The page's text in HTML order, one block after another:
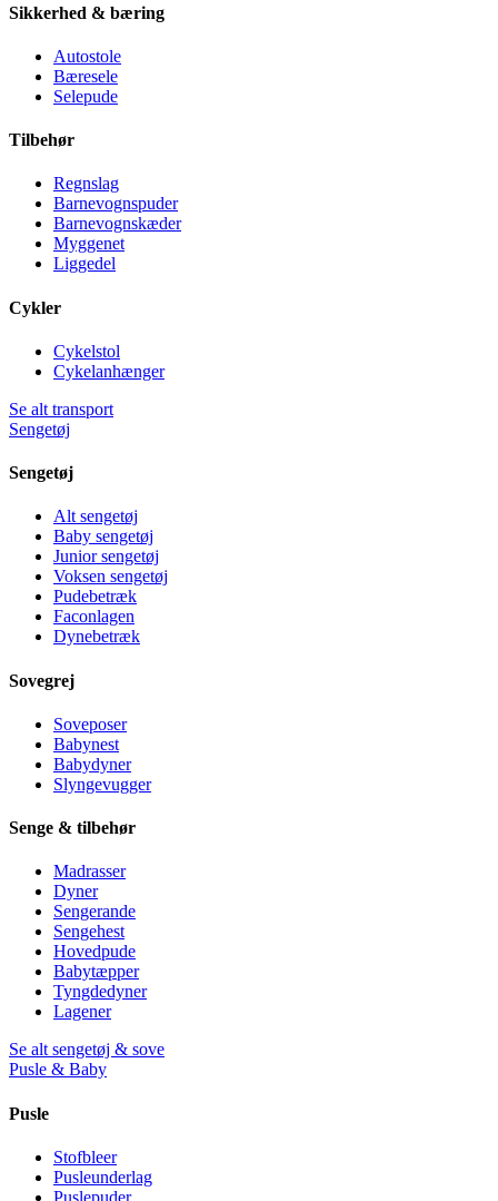
Sikkerhed & bæring
Autostole
Bæresele
Selepude
Tilbehør
Regnslag
Barnevognspuder
Barnevognskæder
Myggenet
Liggedel
Cykler
Cykelstol
Cykelanhænger
Se alt transport
Sengetøj
Sengetøj
Alt sengetøj
Baby sengetøj
Junior sengetøj
Voksen sengetøj
Pudebetræk
Faconlagen
Dynebetræk
Sovegrej
Soveposer
Babynest
Babydyner
Slyngevugger
Senge & tilbehør
Madrasser
Dyner
Sengerande
Sengehest
Hovedpude
Babytæpper
Tyngdedyner
Lagener
Se alt sengetøj & sove
Pusle & Baby
Pusle
Stofbleer
Pusleunderlag
Puslepuder